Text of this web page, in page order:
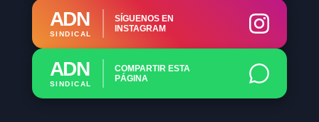
ADN
SINDICAL
SÍGUENOS EN
INSTAGRAM
ADN
SINDICAL
COMPARTIR ESTA
PÁGINA